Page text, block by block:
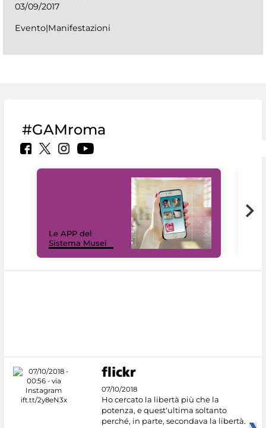
03/09/2017
Evento|Manifestazioni
#GAMroma
Le APP del
Sistema Musei
07/10/2018
Ho cercato la libertà più che la
potenza, e quest'ultima soltanto
perché, in parte, secondava la libertà.